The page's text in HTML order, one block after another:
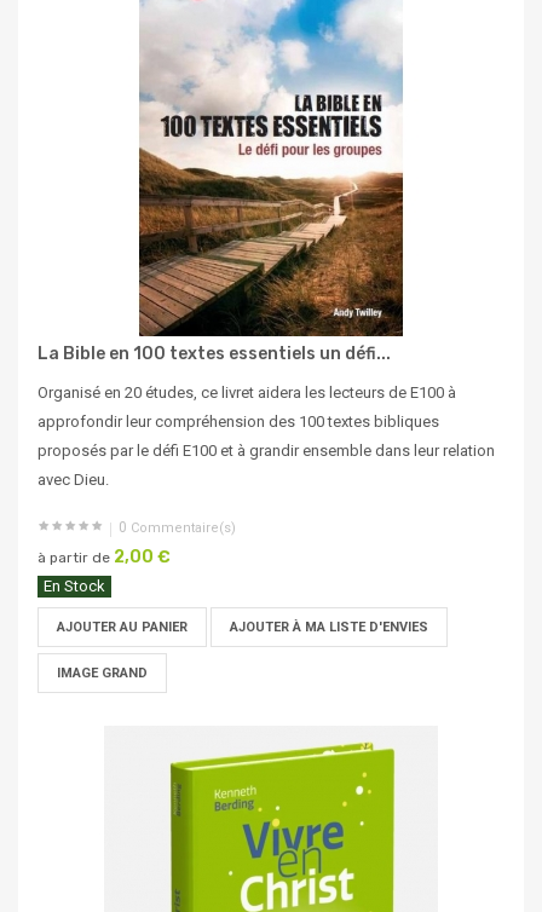
La Bible en 100 textes essentiels un défi...
Organisé en 20 études, ce livret aidera les lecteurs de E100 à
approfondir leur compréhension des 100 textes bibliques
proposés par le défi E100 et à grandir ensemble dans leur relation
avec Dieu.
0 Commentaire(s)
à partir de 2,00 €
En Stock
AJOUTER AU PANIER AJOUTER À MA LISTE D'ENVIES
IMAGE GRAND